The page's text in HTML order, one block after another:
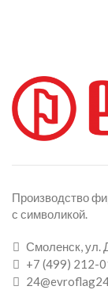
Производство
с символикой.
Смоленск, ул.
+7 (499) 212-